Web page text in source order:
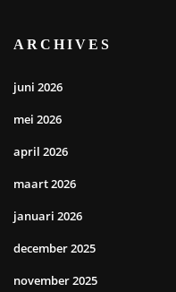
ARCHIVES
juni 2026
mei 2026
april 2026
maart 2026
januari 2026
december 2025
november 2025